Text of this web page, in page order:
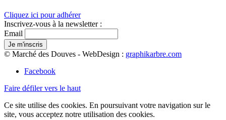
Cliquez ici pour adhérer
Inscrivez-vous à la newsletter :
Email
© Marché des Douves - WebDesign : graphikarbre.com
Facebook
Faire défiler vers le haut
Ce site utilise des cookies. En poursuivant votre navigation sur le
site, vous acceptez notre utilisation des cookies.